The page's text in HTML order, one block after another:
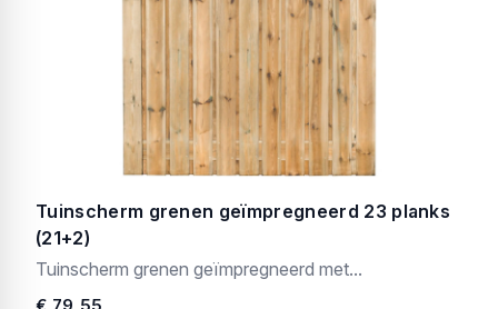
Tuinscherm grenen geïmpregneerd 23 planks
(21+2)
Tuinscherm grenen geïmpregneerd met...